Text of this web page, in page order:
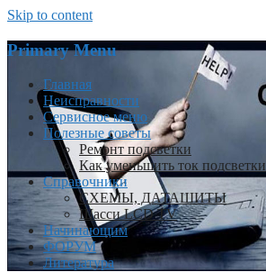
Skip to content
Primary Menu
Главная
Неисправности
Сервисное меню
Полезные советы
Ремонт подсветки
Как уменьшить ток подсветки
Справочники
СХЕМЫ, ДАТАШИТЫ
Шасси LCD TV
Начинающим
ФОРУМ
Литература